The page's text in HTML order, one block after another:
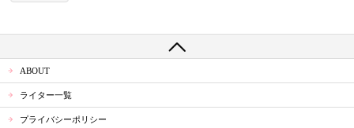
ABOUT
ライター一覧
プライバシーポリシー